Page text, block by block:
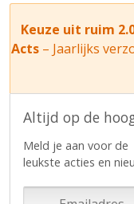
Keuze uit ruim
Acts– Jaarlijks
Altijd op de
Meld je aan voor de
leukste acties en